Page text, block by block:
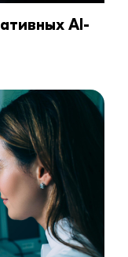
AI-